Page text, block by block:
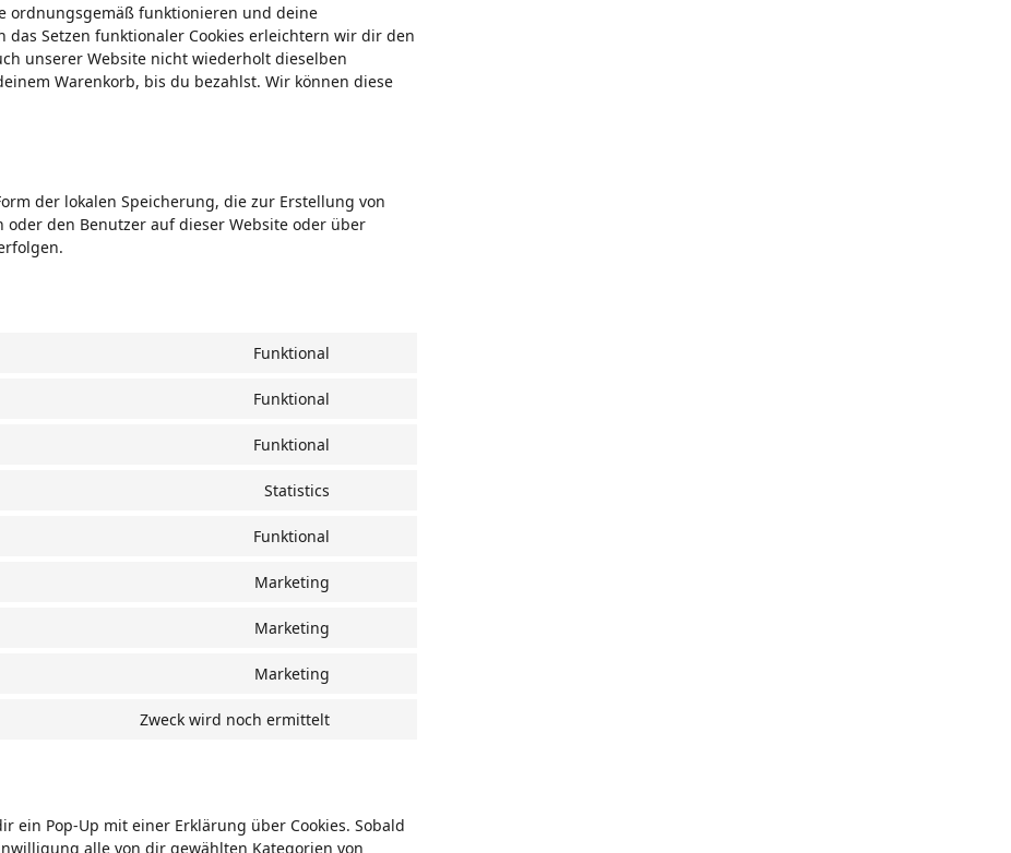
ordnungsgemäß funktionieren und deine
Setzen funktionaler Cookies erleichtern wir dir den
unserer Website nicht wiederholt dieselben
Warenkorb, bis du bezahlst. Wir können diese
der lokalen Speicherung, die zur Erstellung von
den Benutzer auf dieser Website oder über
Funktional
Funktional
Funktional
Statistics
Funktional
Marketing
Marketing
Marketing
Zweck wird noch ermittelt
ein Pop-Up mit einer Erklärung über Cookies. Sobald
alle von dir gewählten Kategorien von